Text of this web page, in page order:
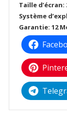
Taille d’écran:
Système
Garantie: 12